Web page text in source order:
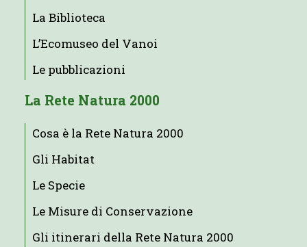
La Biblioteca
L’Ecomuseo del Vanoi
Le pubblicazioni
La Rete Natura 2000
Cosa è la Rete Natura 2000
Gli Habitat
Le Specie
Le Misure di Conservazione
Gli itinerari della Rete Natura 2000